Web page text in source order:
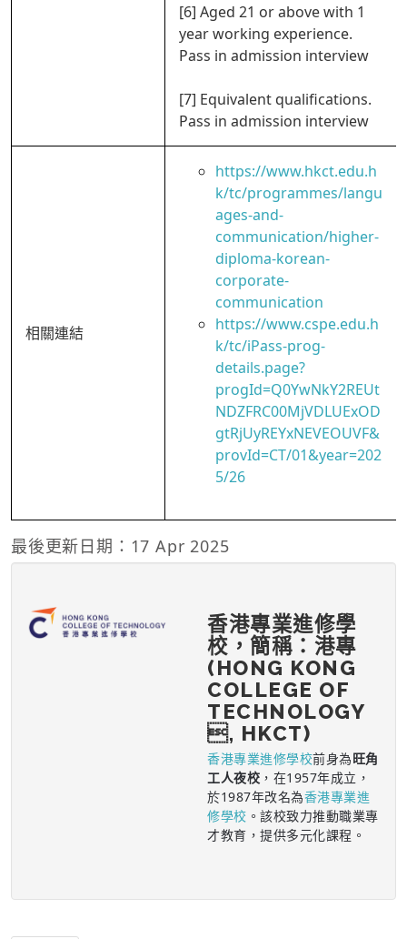
[6] Aged 21 or above with 1
year working experience.
Pass in admission interview
[7] Equivalent qualifications.
Pass in admission interview
相關連結
https://www.hkct.edu.h
k/tc/programmes/langu
ages-and-
communication/higher-
diploma-korean-
corporate-
communication
https://www.cspe.edu.h
k/tc/iPass-prog-
details.page?
progId=Q0YwNkY2REUt
NDZFRC00MjVDLUExOD
gtRjUyREYxNEVEOUVF&
provId=CT/01&year=202
5/26
最後更新日期：17 Apr 2025
香港專業進修學
校，簡稱：港專
(HONG KONG
COLLEGE OF
TECHNOLOGY
, HKCT)
香港專業進修學校前身為旺角
工人夜校 ，在1957年成立，
於1987年改名為香港專業進
修學校 。該校致力推動職業專
才教育，提供多元化課程。